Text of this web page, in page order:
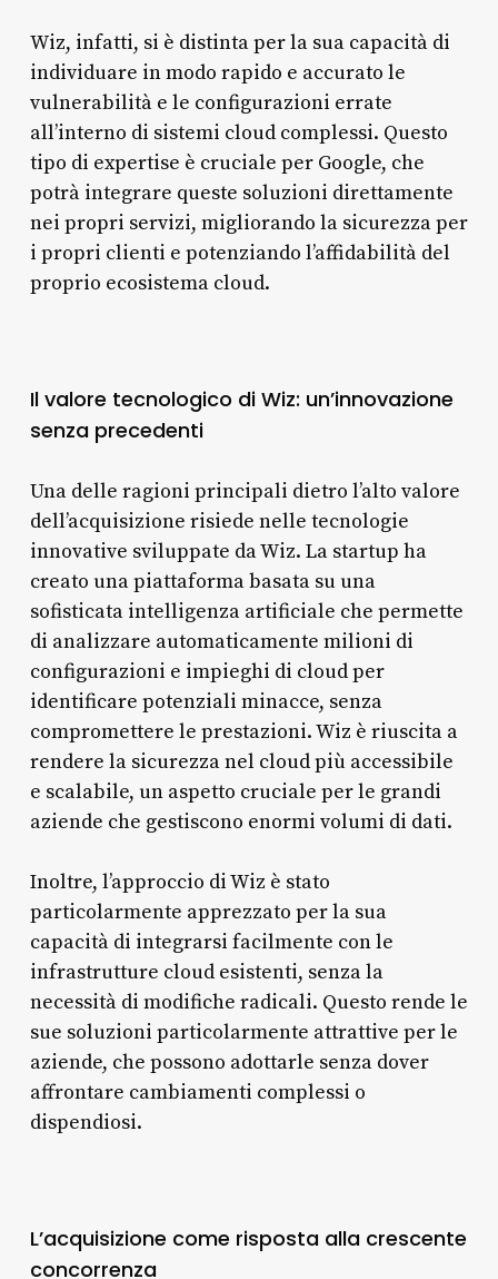
Wiz, infatti, si è distinta per la sua capacità di
individuare in modo rapido e accurato le
vulnerabilità e le configurazioni errate
all’interno di sistemi cloud complessi. Questo
tipo di expertise è cruciale per Google, che
potrà integrare queste soluzioni direttamente
nei propri servizi, migliorando la sicurezza per
i propri clienti e potenziando l’affidabilità del
proprio ecosistema cloud.
Il valore tecnologico di Wiz: un’innovazione
senza precedenti
Una delle ragioni principali dietro l’alto valore
dell’acquisizione risiede nelle tecnologie
innovative sviluppate da Wiz. La startup ha
creato una piattaforma basata su una
sofisticata intelligenza artificiale che permette
di analizzare automaticamente milioni di
configurazioni e impieghi di cloud per
identificare potenziali minacce, senza
compromettere le prestazioni. Wiz è riuscita a
rendere la sicurezza nel cloud più accessibile
e scalabile, un aspetto cruciale per le grandi
aziende che gestiscono enormi volumi di dati.
Inoltre, l’approccio di Wiz è stato
particolarmente apprezzato per la sua
capacità di integrarsi facilmente con le
infrastrutture cloud esistenti, senza la
necessità di modifiche radicali. Questo rende le
sue soluzioni particolarmente attrattive per le
aziende, che possono adottarle senza dover
affrontare cambiamenti complessi o
dispendiosi.
L’acquisizione come risposta alla crescente
concorrenza